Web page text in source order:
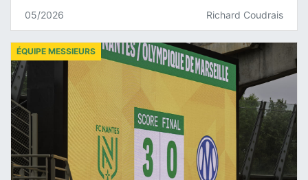
05/2026 Richard Coudrais
ÉQUIPE MESSIEURS